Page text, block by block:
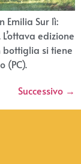
Emilia Sur lì:
edizione
si tiene
(PC).
Successivo →